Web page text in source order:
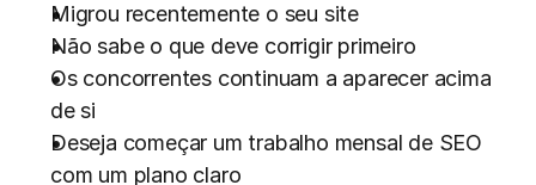
Migrou recentemente o seu site
Não sabe o que deve corrigir primeiro
Os concorrentes continuam a aparecer acima
de si
Deseja começar um trabalho mensal de SEO
com um plano claro